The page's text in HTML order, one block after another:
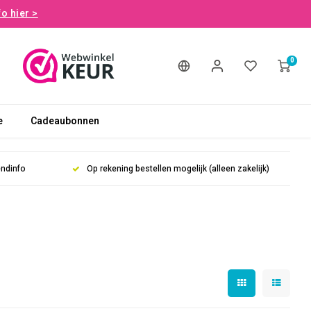
hier >
0
Cadeaubonnen
Op rekening bestellen mogelijk (alleen zakelijk)